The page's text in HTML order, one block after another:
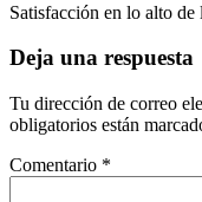
Satisfacción en lo alto de
Deja una respuesta
Tu dirección de correo
obligatorios están
Comentario *